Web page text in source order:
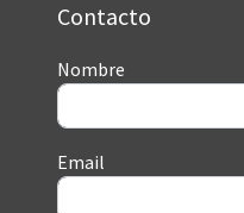
Contacto
Nombre
Email